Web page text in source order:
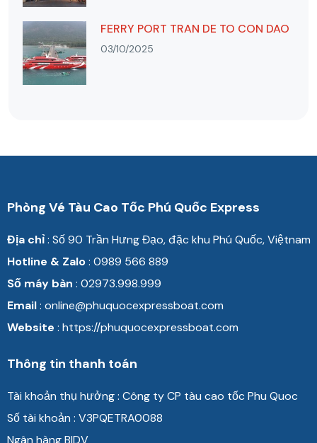
FERRY PORT TRAN DE TO CON DAO
03/10/2025
Phòng Vé Tàu Cao Tốc Phú Quốc Express
Địa chỉ: Số 90 Trần Hưng Đạo, đặc khu Phú Quốc, Việtnam
Hotline & Zalo: 0989 566 889
Số máy bàn : 02973.998.999
Email: online@phuquocexpressboat.com
Website : https://phuquocexpressboat.com
Thông tin thanh toán
Tài khoản thụ hưởng : Công ty CP tàu cao tốc Phu Quoc
Số tài khoản : V3PQETRA0088